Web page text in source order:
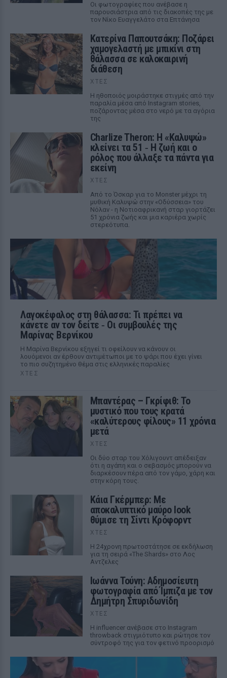
Οι φωτογραφίες που ανέβασε η
παρουσιάστρια από τις διακοπές της με
τον Νίκο Ευαγγελάτο στα Επτάνησα
Κατερίνα Παπουτσάκη: Ποζάρει
χαμογελαστή με μπικίνι στη
θάλασσα σε καλοκαιρινή
διάθεση
ΧΤΕΣ
Η ηθοποιός μοιράστηκε στιγμές από την
παραλία μέσα από Instagram stories,
ποζάροντας μέσα στο νερό με τα αγόρια
της
Charlize Theron: Η «Καλυψώ»
κλείνει τα 51 ‑ H ζωή και ο
ρόλος που άλλαξε τα πάντα για
εκείνη
ΧΤΕΣ
Από το Όσκαρ για το Monster μέχρι τη
μυθική Καλυψώ στην «Οδύσσεια» του
Νόλαν - η Νοτιοαφρικανή σταρ γιορτάζει
51 χρόνια ζωής και μια καριέρα χωρίς
στερεότυπα.
Λαγοκέφαλος στη θάλασσα: Τι πρέπει να
κάνετε αν τον δείτε ‑ Οι συμβουλές της
Μαρίνας Βερνίκου
Η Μαρίνα Βερνίκου εξηγεί τι οφείλουν να κάνουν οι
λουόμενοι αν έρθουν αντιμέτωποι με το ψάρι που έχει γίνει
το πιο συζητημένο θέμα στις ελληνικές παραλίες
ΧΤΕΣ
Μπαντέρας – Γκρίφιθ: Το
μυστικό που τους κρατά
«καλύτερους φίλους» 11 χρόνια
μετά
ΧΤΕΣ
Οι δύο σταρ του Χόλιγουντ απέδειξαν
ότι η αγάπη και ο σεβασμός μπορούν να
διαρκέσουν πέρα από τον γάμο, χάρη και
στην κόρη τους.
Κάια Γκέρμπερ: Με
αποκαλυπτικό μαύρο look
θύμισε τη Σίντι Κρόφορντ
ΧΤΕΣ
Η 24χρονη πρωτοστάτησε σε εκδήλωση
για τη σειρά «The Shards» στο Λος
Αντζελες
Ιωάννα Τούνη: Αδημοσίευτη
φωτογραφία από Ίμπιζα με τον
Δημήτρη Σπυριδωνίδη
ΧΤΕΣ
Η influencer ανέβασε στο Instagram
throwback στιγμιότυπο και ρώτησε τον
σύντροφό της για τον φετινό προορισμό